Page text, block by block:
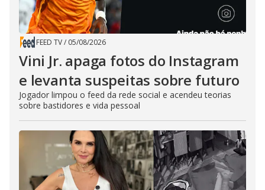
FEED TV/ 05/08/2026
Vini Jr. apaga fotos do Instagram
e levanta suspeitas sobre futuro
Jogador limpou o feed da rede social e acendeu teorias
sobre bastidores e vida pessoal